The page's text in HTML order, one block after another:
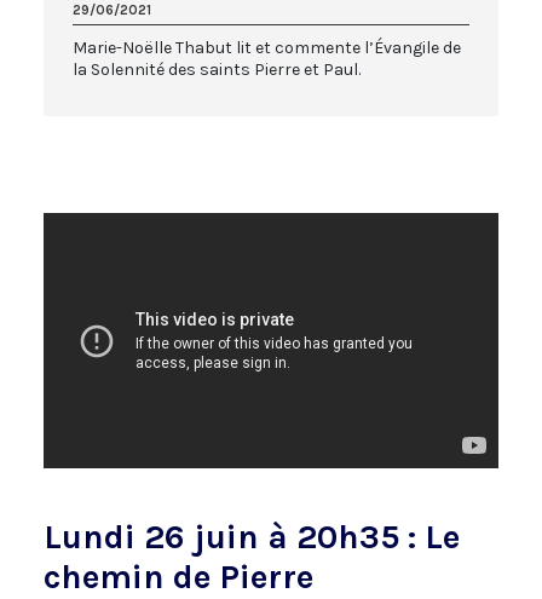
29/06/2021
Marie-Noëlle Thabut lit et commente l’Évangile de
la Solennité des saints Pierre et Paul.
Lundi 26 juin à 20h35 : Le
chemin de Pierre